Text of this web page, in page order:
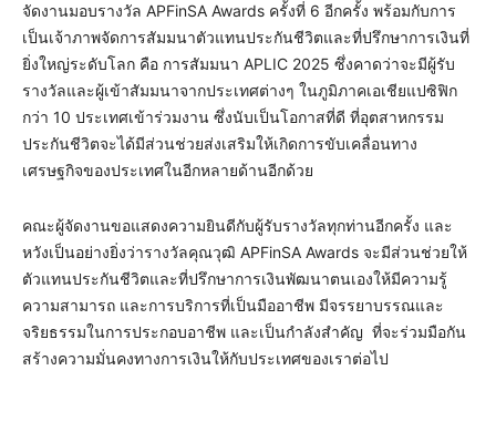
จัดงานมอบรางวัล APFinSA Awards ครั้งที่ 6 อีกครั้ง พร้อมกับการ
เป็นเจ้าภาพจัดการสัมมนาตัวแทนประกันชีวิตและที่ปรึกษาการเงินที่
ยิ่งใหญ่ระดับโลก คือ การสัมมนา APLIC 2025 ซึ่งคาดว่าจะมีผู้รับ
รางวัลและผู้เข้าสัมมนาจากประเทศต่างๆ ในภูมิภาคเอเชียแปซิฟิก
กว่า 10 ประเทศเข้าร่วมงาน ซึ่งนับเป็นโอกาสที่ดี ที่อุตสาหกรรม
ประกันชีวิตจะได้มีส่วนช่วยส่งเสริมให้เกิดการขับเคลื่อนทาง
เศรษฐกิจของประเทศในอีกหลายด้านอีกด้วย
คณะผู้จัดงานขอแสดงความยินดีกับผู้รับรางวัลทุกท่านอีกครั้ง และ
หวังเป็นอย่างยิ่งว่ารางวัลคุณวุฒิ APFinSA Awards จะมีส่วนช่วยให้
ตัวแทนประกันชีวิตและที่ปรึกษาการเงินพัฒนาตนเองให้มีความรู้
ความสามารถ และการบริการที่เป็นมืออาชีพ มีจรรยาบรรณและ
จริยธรรมในการประกอบอาชีพ และเป็นกำลังสำคัญ ที่จะร่วมมือกัน
สร้างความมั่นคงทางการเงินให้กับประเทศของเราต่อไป